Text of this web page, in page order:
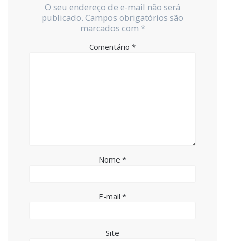
O seu endereço de e-mail não será
publicado. Campos obrigatórios são
marcados com *
Comentário *
Nome *
E-mail *
Site